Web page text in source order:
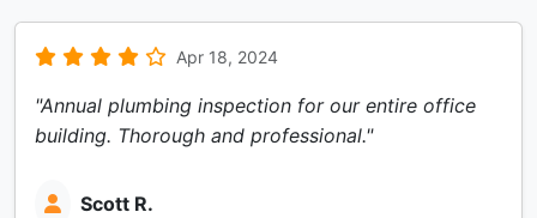
Apr 18, 2024
"Annual plumbing inspection for our entire office
building. Thorough and professional."
Scott R.